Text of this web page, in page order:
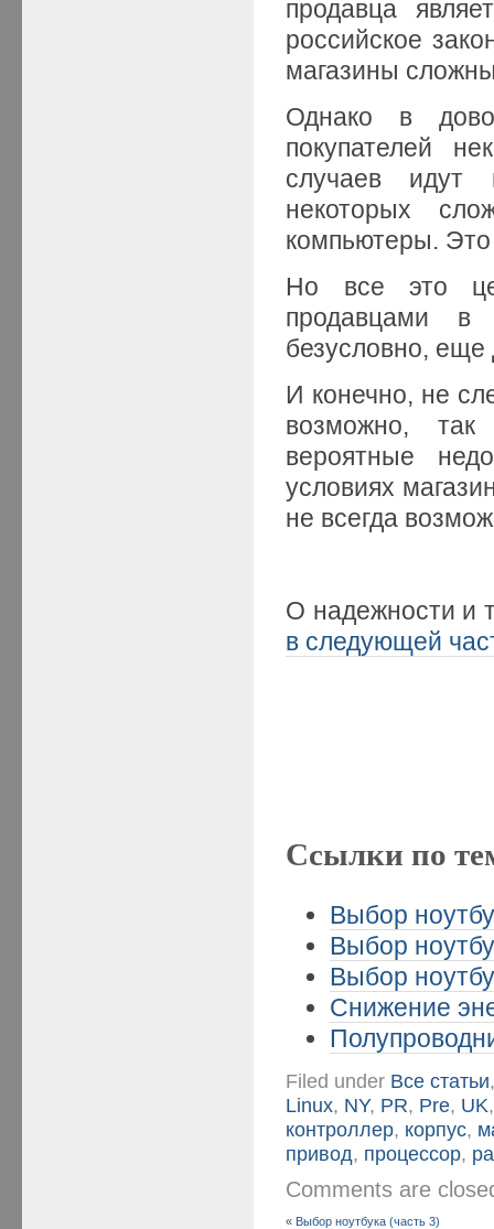
продавца
российское
магазины
Однако в
покупателей
случаев идут
некоторых
компьютеры. Это
Но все это
продавцами в
безусловно,
И конечно, не
возможно,
вероятные
условиях
не всегда
О надежности и
в следующей
Ссылки по
Выбор
Выбор
Выбор
Снижение
Filed under Все статьи
Linux, NY, PR, Pre, UK
контроллер, корпус,
привод, процессор,
Comments are
« Выбор ноутбука (часть 3)